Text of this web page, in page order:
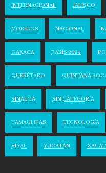
INTERNACIONAL JALISCO
MORELOS NACIONAL
OAXACA PARÍS 2024
QUERÉTARO QUINTANA ROO
SINALOA SIN CATEGORÍA
TAMAULIPAS TECNOLOGÍA
VIRAL YUCATÁN